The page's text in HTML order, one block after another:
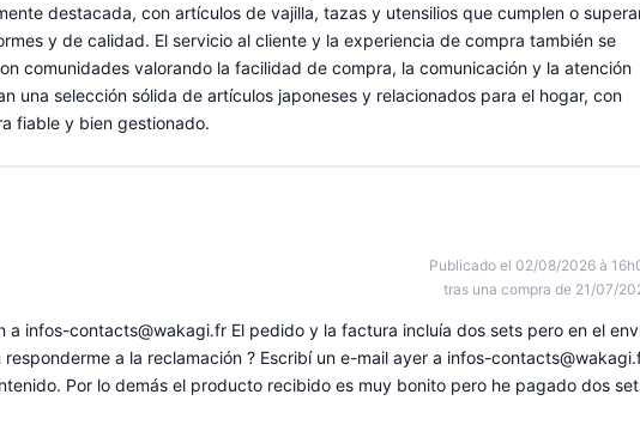
destacada, con artículos de vajilla, tazas y utensilios que cumplen o
y de calidad. El servicio al cliente y la experiencia de compra también se
comunidades valorando la facilidad de compra, la comunicación y la atención
una selección sólida de artículos japoneses y relacionados para el hogar, con
fiable y bien gestionado.
Publicado el 02/08/2026 à
tras una compra de 21/07/
a infos-contacts@wakagi.fr El pedido y la factura incluía dos sets pero en el
a la reclamación ? Escribí un e-mail ayer a infos-
Por lo demás el producto recibido es muy bonito pero he pagado dos